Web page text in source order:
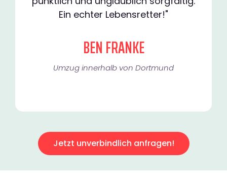
Ein echter Lebensretter!"
BEN FRANKE
Umzug innerhalb von Dortmund​
Jetzt unverbindlich anfragen!